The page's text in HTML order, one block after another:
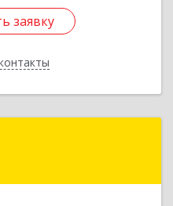
заявку
заявку